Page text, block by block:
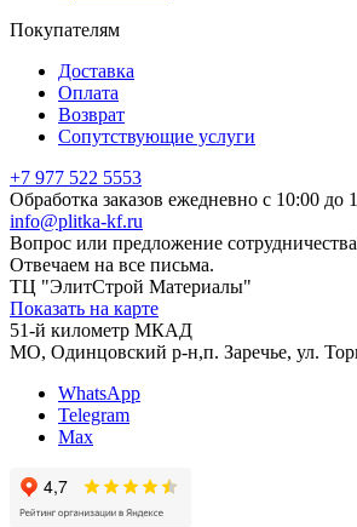
Покупателям
Доставка
Оплата
Возврат
Сопутствующие услуги
+7 977 522 5553
Обработка заказов ежедневно с 10:00 до
info@plitka-kf.ru
Вопрос или предложение
Отвечаем на все письма.
ТЦ "ЭлитСтрой Материалы"
Показать на карте
51-й километр МКАД
МО, Одинцовский р-н,п. Заречье, ул.
WhatsApp
Telegram
Max